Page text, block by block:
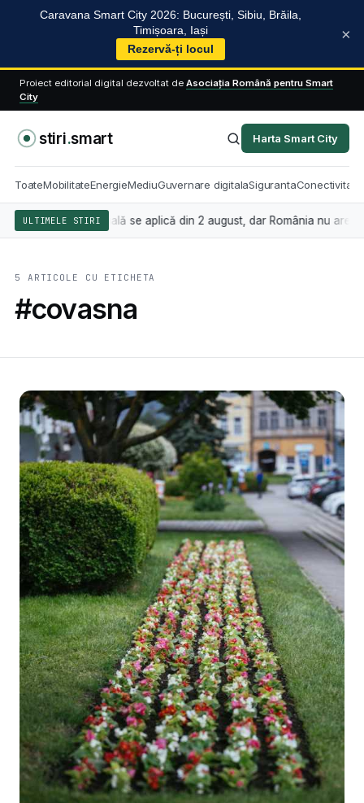
Caravana Smart City 2026: București, Sibiu, Brăila,
Timișoara, Iași
Rezervă-ți locul
×
Proiect editorial digital dezvoltat de Asociația Română pentru Smart
City
stiri.smart Harta Smart City
ToateMobilitateEnergieMediuGuvernare digitalaSigurantaConectivitate
ULTIMELE STIRI
artificială se aplică din 2 august, dar România nu are încă
5 ARTICOLE CU ETICHETA
#covasna